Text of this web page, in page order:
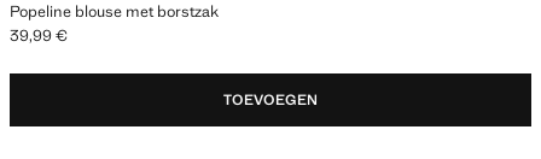
Popeline blouse met borstzak
Huidige prijs [39,99 € ]
39,99 €
TOEVOEGEN